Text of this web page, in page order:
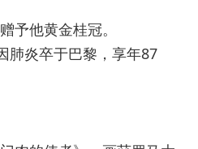
他黄金桂冠。
炎卒于巴黎，享年87